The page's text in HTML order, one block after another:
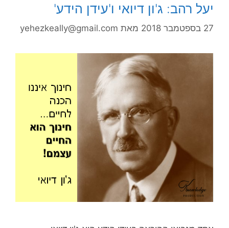
יעל רהב: ג'ון דיואי ו'עידן הידע'
27 בספטמבר 2018 מאת yehezkeally@gmail.com